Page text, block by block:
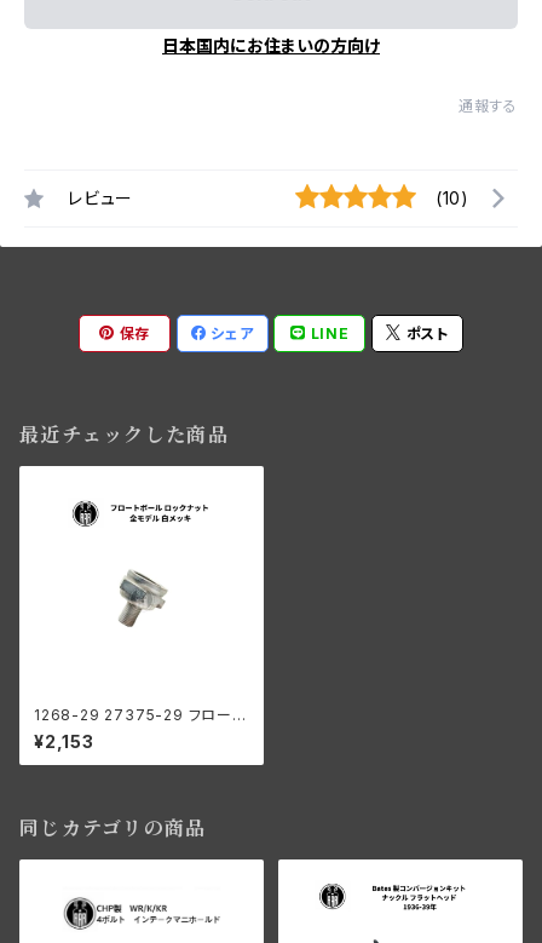
日本国内にお住まいの方向け
通報する
レビュー (10)
保存 シェア LINE ポスト
最近チェックした商品
1268-29 27375-29 フロート
ボール ロックナット ハーレーダ
ビッドソン 全モデル 白メッキ
¥2,153
同じカテゴリの商品